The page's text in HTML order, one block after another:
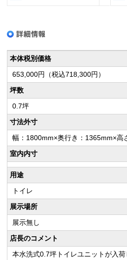
本体税別価格
653,000円（税込718,300円）
坪数
0.7坪
寸法外寸
幅：1800mm×奥行き：1365mm×高
室内内寸
用途
トイレ
展示場所
展示無し
店長のコメント
本水洗式0.7坪トイレユニットが入荷